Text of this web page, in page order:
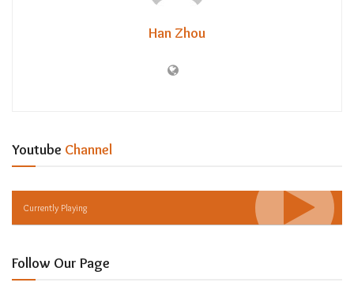
Han Zhou
Youtube Channel
Currently Playing
Follow Our Page